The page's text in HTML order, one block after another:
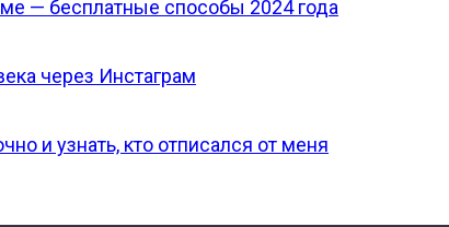
— бесплатные способы 2024 года
через Инстаграм
и узнать, кто отписался от меня